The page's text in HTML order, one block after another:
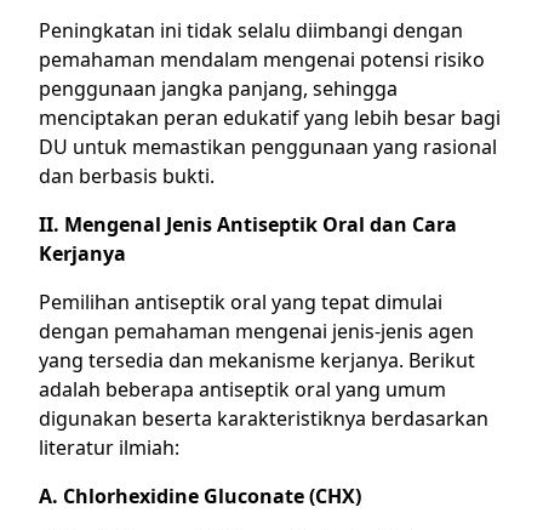
Peningkatan ini tidak selalu diimbangi dengan
pemahaman mendalam mengenai potensi risiko
penggunaan jangka panjang, sehingga
menciptakan peran edukatif yang lebih besar bagi
DU untuk memastikan penggunaan yang rasional
dan berbasis bukti.
II. Mengenal Jenis Antiseptik Oral dan Cara
Kerjanya
Pemilihan antiseptik oral yang tepat dimulai
dengan pemahaman mengenai jenis-jenis agen
yang tersedia dan mekanisme kerjanya. Berikut
adalah beberapa antiseptik oral yang umum
digunakan beserta karakteristiknya berdasarkan
literatur ilmiah:
A. Chlorhexidine Gluconate (CHX)